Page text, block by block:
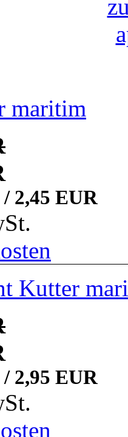
maritim
2,45 EUR
Kutter
2,95 EUR